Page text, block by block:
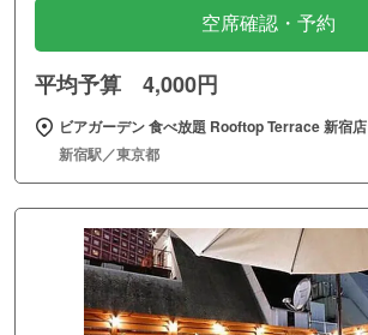
空席確認・予約
平均予算 4,000円
ビアガーデン 食べ放題 Rooftop Terrace 新宿店
新宿駅／東京都